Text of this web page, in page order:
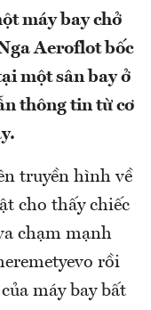
máy bay chở
Aeroflot bốc
một sân bay ở
thông tin từ cơ
truyền hình về
cho thấy chiếc
chạm mạnh
rồi
máy bay bất